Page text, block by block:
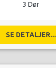
3 Dør
SE DETALJER...